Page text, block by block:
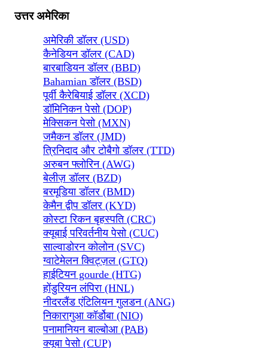
उत्तर अमेरिका
अमेरिकी डॉलर (USD)
कैनेडियन डॉलर (CAD)
बारबाडियन डॉलर (BBD)
Bahamian डॉलर (BSD)
पूर्वी कैरेबियाई डॉलर (XCD)
डॉमिनिकन पेसो (DOP)
मेक्सिकन पेसो (MXN)
जमैकन डॉलर (JMD)
त्रिनिदाद और टोबैगो डॉलर (TTD)
अरुबन फ्लोरिन (AWG)
बेलीज़ डॉलर (BZD)
बरमूडिया डॉलर (BMD)
केमैन द्वीप डॉलर (KYD)
कोस्टा रिकन बृहस्पति (CRC)
क्यूबाई परिवर्तनीय पेसो (CUC)
साल्वाडोरन कोलोन (SVC)
ग्वाटेमेलन क्विट्ज़ल (GTQ)
हाईटियन gourde (HTG)
होंडुरियन लंपिरा (HNL)
नीदरलैंड एंटिलियन गुलडन (ANG)
निकारागुआ कॉर्डोबा (NIO)
पनामानियन बाल्बोआ (PAB)
क्यूबा पेसो (CUP)